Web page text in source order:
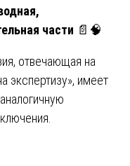
части 📄🧠
отвечающая на
экспертизу», имеет